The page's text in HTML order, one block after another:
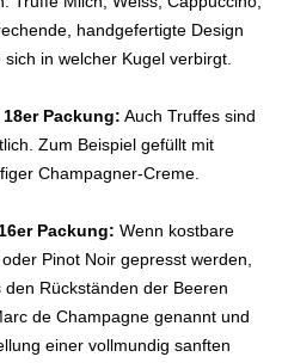
handgefertigte Design
in welcher Kugel verbirgt.
Packung: Auch Truffes sind
Zum Beispiel gefüllt mit
Champagner-Creme.
Packung: Wenn kostbare
Pinot Noir gepresst werden,
Rückständen der Beeren
de Champagne genannt und
einer vollmundig sanften